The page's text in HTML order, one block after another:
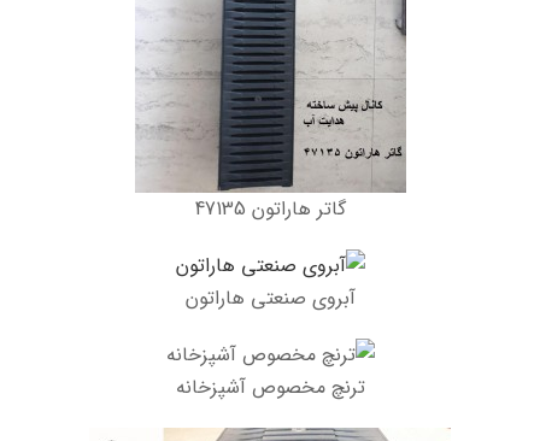
گاتر هاراتون 47135
آبروی صنعتی هاراتون
ترنچ مخصوص آشپزخانه